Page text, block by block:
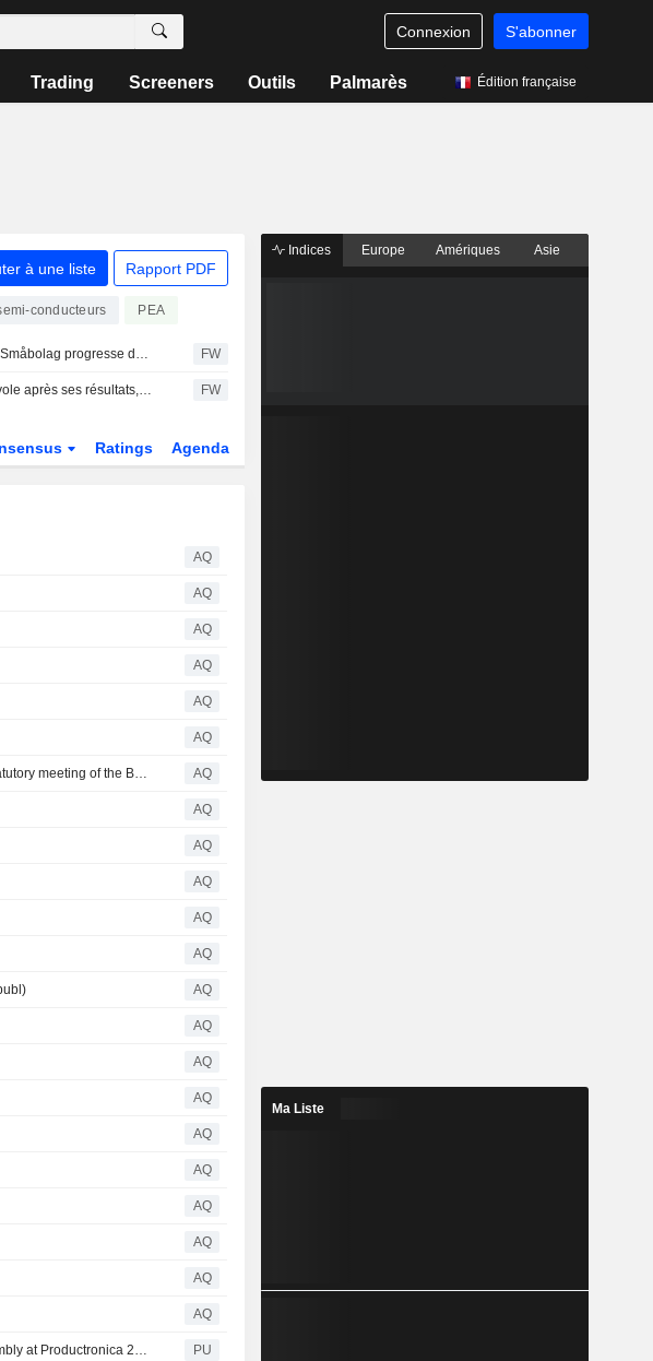
Connexion S'abonner
Trading Screeners Outils Palmarès Édition française
à une liste Rapport PDF
conducteurs PEA
PriorNilsson Småbolag progresse de 1,23 % en juillet - renforcement des positions dans Bure, AQ Group et Altra Fastigheter FW
Storytel s'envole après ses résultats, Nibe progresse dans le sillage d'un concurrent, l'OMXS30 recule de 0,2 % FW
Ratings Agenda
AQ
AQ
AQ
AQ
AQ
AQ
Communiqué from the Annual General Meeting and statutory meeting of the Board of Directors of Mycronic AB (publ) AQ
AQ
AQ
AQ
AQ
AQ
AQ
AQ
AQ
AQ
AQ
AQ
AQ
AQ
AQ
AQ
Mycronic : presents the next level of flexible PCB assembly at Productronica 2025 PU
Indices Europe Amériques Asie
Ma Liste